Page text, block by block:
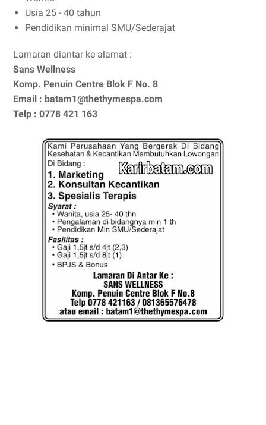
Usia 25 - 40 tahun
Pendidikan minimal SMU/Sederajat
Lamaran diantar ke alamat :
Sans Wellness
Komp. Penuin Centre Blok F No. 8
Email : batam1@thethymespa.com
Telp : 0778 421 163